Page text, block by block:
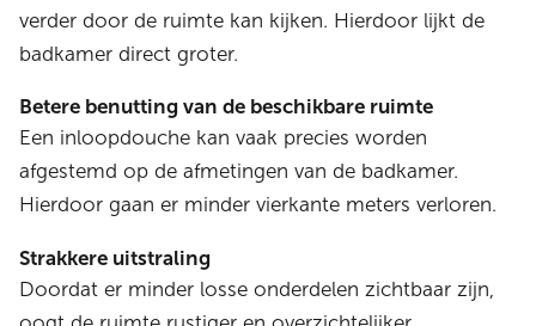
verder door de ruimte kan kijken. Hierdoor lijkt de
badkamer direct groter.
Betere benutting van de beschikbare ruimte
Een inloopdouche kan vaak precies worden
afgestemd op de afmetingen van de badkamer.
Hierdoor gaan er minder vierkante meters verloren.
Strakkere uitstraling
Doordat er minder losse onderdelen zichtbaar zijn,